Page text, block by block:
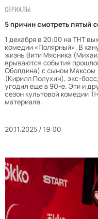
СЕРИАЛЫ
5 причин смотреть пятый
1 декабря в 20:00 на ТНТ
комедии «Полярный». В
жизнь Вити Мясника
врываются события
Оболдина) с сыном Максом
(Кирилл Полухин), экс-
угодил еще в 90-е. Эти и
сезон культовой комедии
материале.
20.11.2025 / 19:00